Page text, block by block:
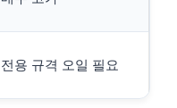
전용 규격 오일 필요